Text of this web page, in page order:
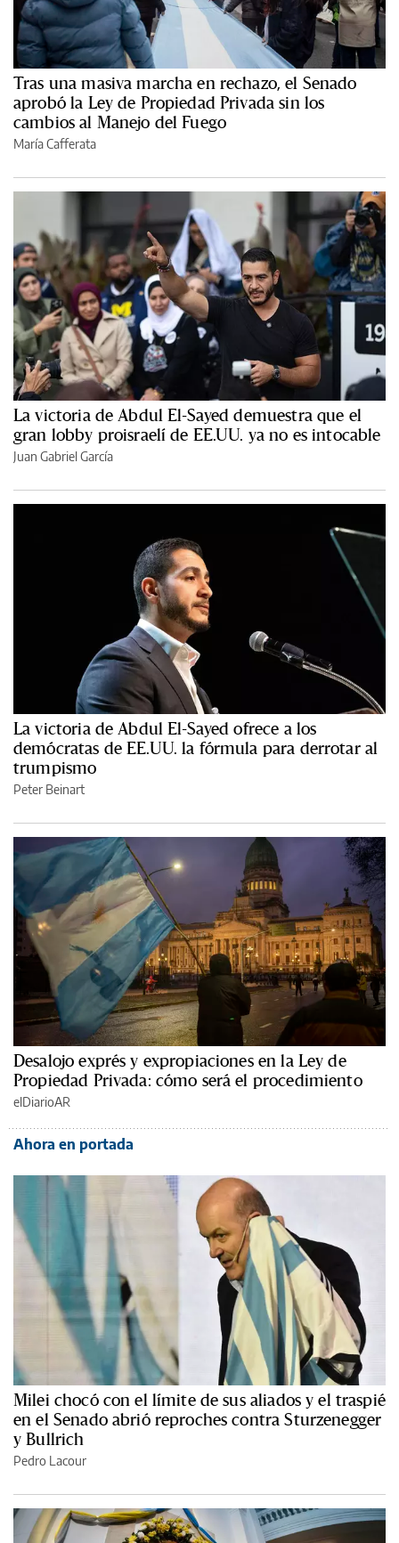
Tras una masiva marcha en rechazo, el Senado
aprobó la Ley de Propiedad Privada sin los
cambios al Manejo del Fuego
María Cafferata
La victoria de Abdul El-Sayed demuestra que el
gran lobby proisraelí de EE.UU. ya no es intocable
Juan Gabriel García
La victoria de Abdul El-Sayed ofrece a los
demócratas de EE.UU. la fórmula para derrotar al
trumpismo
Peter Beinart
Desalojo exprés y expropiaciones en la Ley de
Propiedad Privada: cómo será el procedimiento
elDiarioAR
Ahora en portada
Milei chocó con el límite de sus aliados y el traspié
en el Senado abrió reproches contra Sturzenegger
y Bullrich
Pedro Lacour